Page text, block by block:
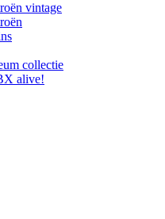
vintage
collectie
alive!